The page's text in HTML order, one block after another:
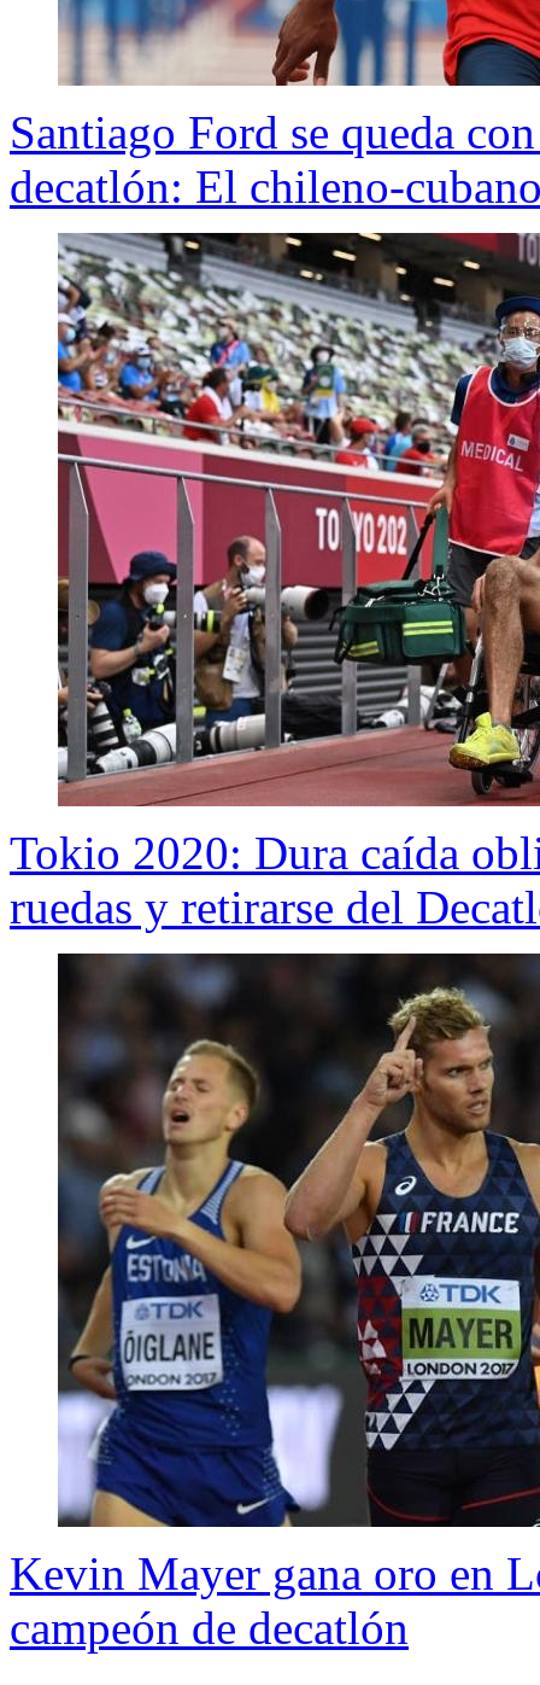
Santiago Ford se queda
decatlón: El chileno-
Tokio 2020: Dura caída
ruedas y retirarse del
Kevin Mayer gana oro en
campeón de decatlón